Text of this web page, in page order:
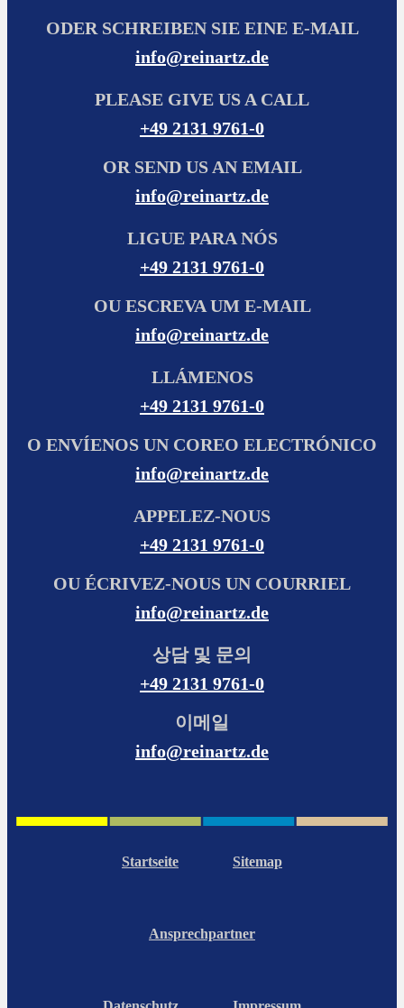
ODER SCHREIBEN SIE EINE E-MAIL
info@reinartz.de
PLEASE GIVE US A CALL
+49 2131 9761-0
OR SEND US AN EMAIL
info@reinartz.de
LIGUE PARA NÓS
+49 2131 9761-0
OU ESCREVA UM E-MAIL
info@reinartz.de
LLÁMENOS
+49 2131 9761-0
O ENVÍENOS UN COREO ELECTRÓNICO
info@reinartz.de
APPELEZ-NOUS
+49 2131 9761-0
OU ÉCRIVEZ-NOUS UN COURRIEL
info@reinartz.de
상담 및 문의
+49 2131 9761-0
이메일
info@reinartz.de
Startseite Sitemap
Ansprechpartner